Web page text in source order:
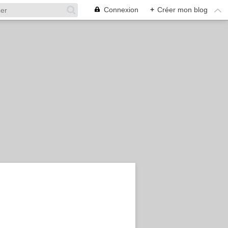
Connexion + Créer mon blog